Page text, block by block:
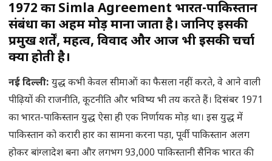
1972 का Simla Agreement भारत-पाकिस्तान
संबंधों का अहम मोड़ माना जाता है। जानिए इसकी
प्रमुख शर्तें, महत्व, विवाद और आज भी इसकी चर्चा
क्यों होती है।
नई दिल्ली: युद्ध कभी केवल सीमाओं का फैसला नहीं करते, वे आने वाली
पीढ़ियों की राजनीति, कूटनीति और भविष्य भी तय करते हैं। दिसंबर 1971
का भारत-पाकिस्तान युद्ध ऐसा ही एक निर्णायक मोड़ था। इस युद्ध में
पाकिस्तान को करारी हार का सामना करना पड़ा, पूर्वी पाकिस्तान अलग
होकर बांग्लादेश बना और लगभग 93,000 पाकिस्तानी सैनिक भारत की